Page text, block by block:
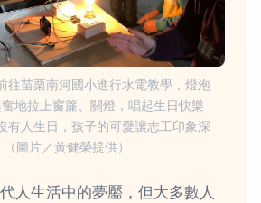
往苗栗南河國小進行水電教學，燈泡
地拉上窗簾、關燈，唱起生日快樂
有人生日，孩子的可愛讓志工印象深
（圖片／黃健榮提供）
人生活中的夢靨，但大多數人